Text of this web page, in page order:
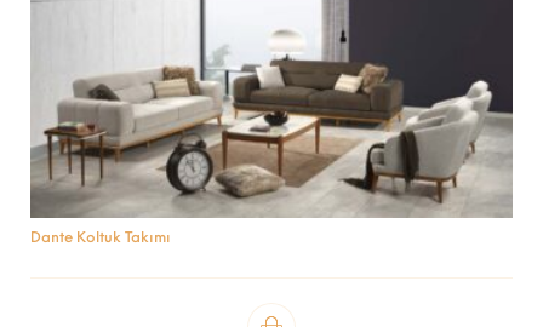
Dante Koltuk Takımı